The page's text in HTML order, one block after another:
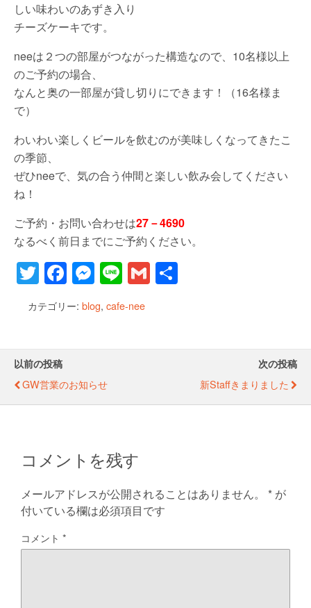
しい味わいのあずき入り
チーズケーキです。
neeは２つの部屋がつながった構造なので、10名様以上
のご予約の場合、
なんと奥の一部屋が貸し切りにできます！（16名様ま
で）
わいわい楽しくビールを飲むのが美味しくなってきたこ
の季節、
ぜひneeで、気の合う仲間と楽しい飲み会してください
ね！
ご予約・お問い合わせは27－4690
なるべく前日までにご予約ください。
T
wi
tt
F
a
c
o
o
M
e
ss
g
er
Li
n
e
G
m
カテゴリー: blog, cafe-nee
以前の投稿
GW営業のお知らせ
次の投稿
新staffきまりました
コメントを残す
メールアドレスが公開されることはありません。 * が
付いている欄は必須項目です
コメント *